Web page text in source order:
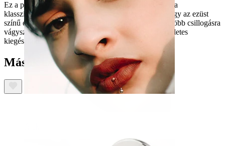
Ez a plug kapható fekete, ezüst és arany színekben. Ha
klasszikusabb megjelenésre vágysz, akkor a fekete vagy az ezüst
színű ékszer a megfelelő számodra. Ha esetleg kicsit több csillogásra
vágysz, akkor pedig az arany színű modell lesz a tökéletes
kiegészítőd.
Mások ezeket is megvásárolták